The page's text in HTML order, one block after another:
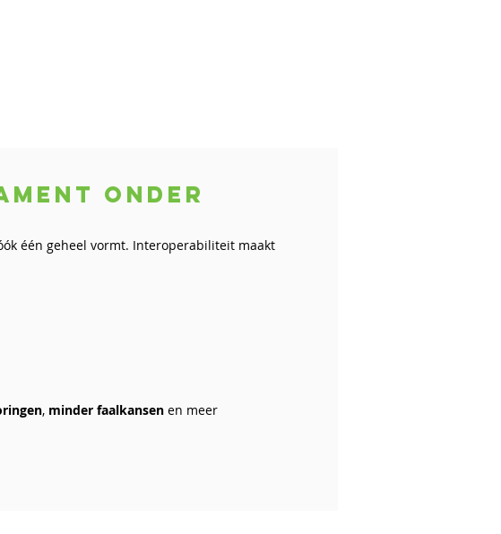
onder
één geheel vormt. Interoperabiliteit maakt
, minder faalkansen en meer